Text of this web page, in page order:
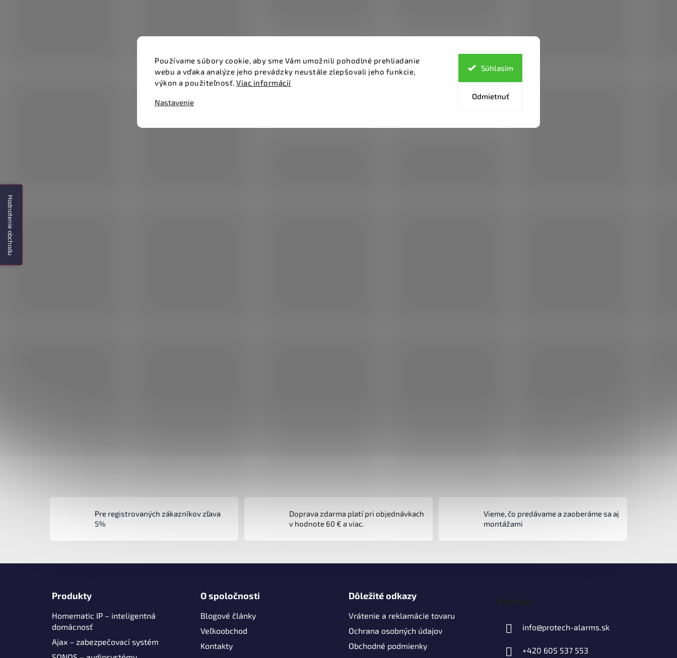
Používame súbory cookie, aby sme Vám umožnili pohodlné prehliadanie
webu a vďaka analýze jeho prevádzky neustále zlepšovali jeho funkcie,
výkon a použiteľnosť. Viac informácií
Nastavenie
Odmietnuť
Súhlasím
Hodnotenie obchodu
Pre registrovaných zákazníkov zľava
5%
Doprava zdarma platí pri objednávkach
v hodnote 60 € a viac.
Vieme, čo predávame a zaoberáme sa aj
montážami
Produkty
Homematic IP – inteligentná
domácnosť
Ajax – zabezpečovací systém
O spoločnosti
Blogové články
Veľkoobchod
Kontakty
Dôležité odkazy
Vrátenie a reklamácie tovaru
Ochrana osobných údajov
Obchodné podmienky
Kontakt
info@protech-alarms.sk
+420 605 537 553